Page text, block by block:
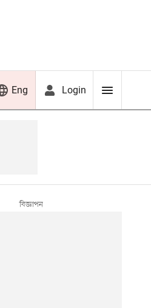
Eng Login